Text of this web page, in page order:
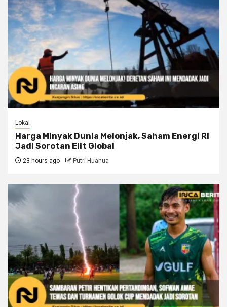
Lokal
Harga Minyak Dunia Melonjak, Saham Energi RI
Jadi Sorotan Elit Global
23 hours ago Putri Huahua